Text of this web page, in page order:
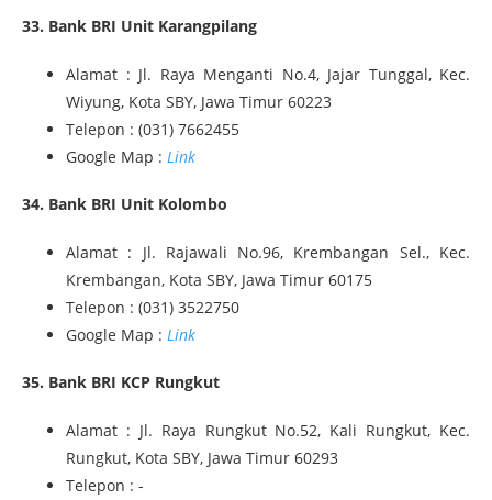
33. Bank BRI Unit Karangpilang
Alamat : Jl. Raya Menganti No.4, Jajar Tunggal, Kec.
Wiyung, Kota SBY, Jawa Timur 60223
Telepon : (031) 7662455
Google Map : Link
34. Bank BRI Unit Kolombo
Alamat : Jl. Rajawali No.96, Krembangan Sel., Kec.
Krembangan, Kota SBY, Jawa Timur 60175
Telepon : (031) 3522750
Google Map : Link
35. Bank BRI KCP Rungkut
Alamat : Jl. Raya Rungkut No.52, Kali Rungkut, Kec.
Rungkut, Kota SBY, Jawa Timur 60293
Telepon : -